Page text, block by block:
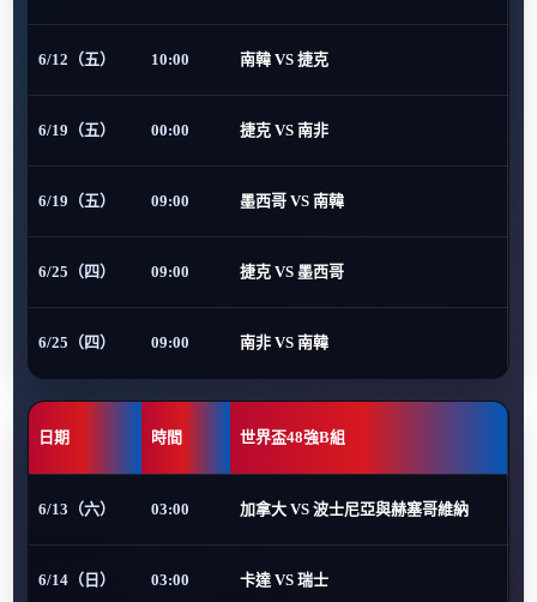
6/12（五） 10:00 南韓 VS 捷克
6/19（五） 00:00 捷克 VS 南非
6/19（五） 09:00 墨西哥 VS 南韓
6/25（四） 09:00 捷克 VS 墨西哥
6/25（四） 09:00 南非 VS 南韓
日期 時間 世界盃48強B組
6/13（六） 03:00 加拿大 VS 波士尼亞與赫塞哥維納
6/14（日） 03:00 卡達 VS 瑞士